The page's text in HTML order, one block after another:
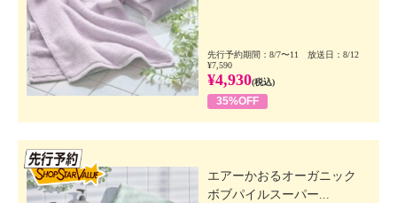
先行予約期間：8/7〜11 放送日：8/12
¥7,590
¥4,930(税込)
35%OFF
エアーかおるオーガニック
ボブパイルスーパー...